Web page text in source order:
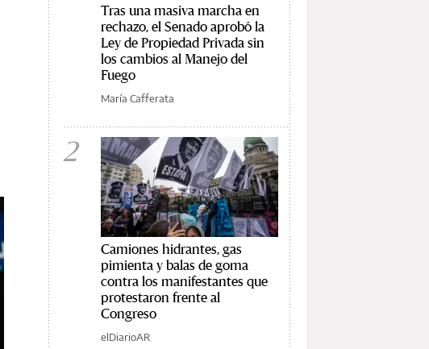
Tras una masiva marcha en
rechazo, el Senado aprobó la
Ley de Propiedad Privada sin
los cambios al Manejo del
Fuego
María Cafferata
2
Camiones hidrantes, gas
pimienta y balas de goma
contra los manifestantes que
protestaron frente al
Congreso
elDiarioAR